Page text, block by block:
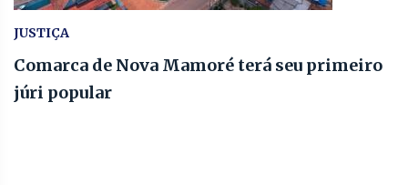
JUSTIÇA
Comarca de Nova Mamoré terá seu primeiro
júri popular